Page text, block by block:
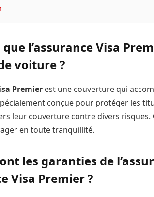
que l’assurance Visa
voiture ?
Premier est une couverture qui
conçue pour protéger les
leur couverture contre divers risques.
en toute tranquillité.
les garanties de
Visa Premier ?